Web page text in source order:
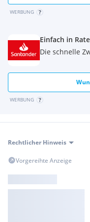
WERBUNG
Einfach in
Die schnelle
WERBUNG
Rechtlicher Hinweis
Vorgereihte Anzeige